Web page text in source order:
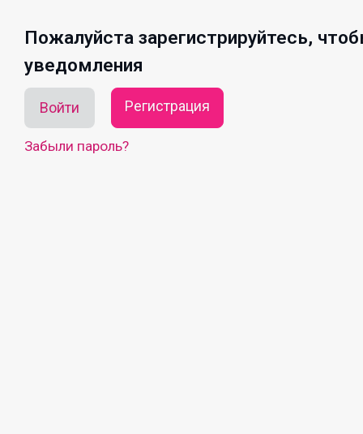
Пожалуйста зарегистрируйтесь,
уведомления
Войти Регистрация
Забыли пароль?